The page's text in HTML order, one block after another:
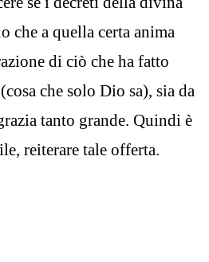
che a quella certa anima
di ciò che ha fatto
che solo Dio sa), sia da
tanto grande. Quindi è
reiterare tale offerta.